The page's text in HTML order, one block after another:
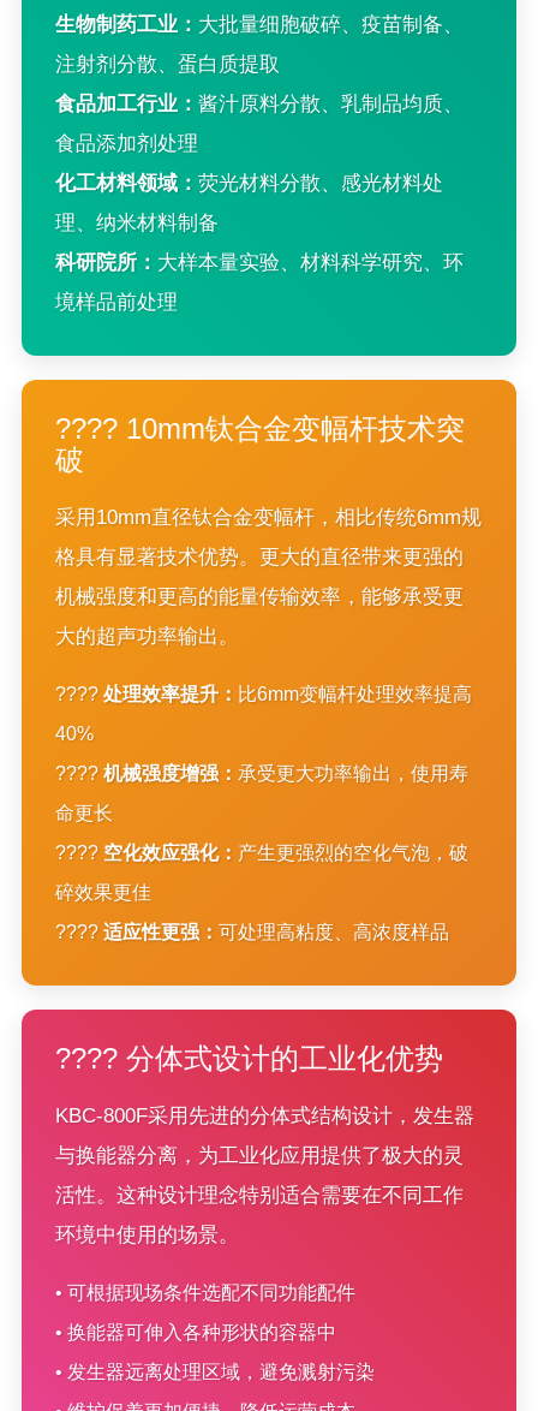
生物制药工业： 大批量细胞破碎、疫苗制备、
注射剂分散、蛋白质提取
食品加工行业： 酱汁原料分散、乳制品均质、
食品添加剂处理
化工材料领域： 荧光材料分散、感光材料处
理、纳米材料制备
科研院所： 大样本量实验、材料科学研究、环
境样品前处理
???? 10mm钛合金变幅杆技术突
破
采用10mm直径钛合金变幅杆，相比传统6mm规
格具有显著技术优势。更大的直径带来更强的
机械强度和更高的能量传输效率，能够承受更
大的超声功率输出。
???? 处理效率提升： 比6mm变幅杆处理效率提高
40%
???? 机械强度增强： 承受更大功率输出，使用寿
命更长
???? 空化效应强化： 产生更强烈的空化气泡，破
碎效果更佳
???? 适应性更强： 可处理高粘度、高浓度样品
???? 分体式设计的工业化优势
KBC-800F采用先进的分体式结构设计，发生器
与换能器分离，为工业化应用提供了极大的灵
活性。这种设计理念特别适合需要在不同工作
环境中使用的场景。
• 可根据现场条件选配不同功能配件
• 换能器可伸入各种形状的容器中
• 发生器远离处理区域，避免溅射污染